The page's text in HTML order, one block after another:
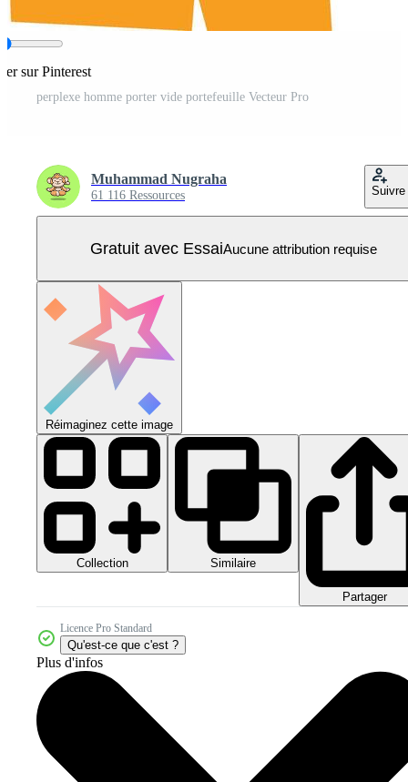
sur Pinterest
perplexe homme porter vide portefeuille Vecteur Pro
Muhammad Nugraha
61 116 Ressources Suivre
Gratuit avec EssaiAucune attribution requise
Réimaginez cette image
Collection Similaire
Partager
Licence Pro Standard
Qu'est-ce que c'est ?
Plus d'infos